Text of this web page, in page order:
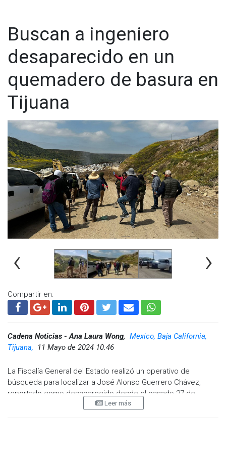
Buscan a ingeniero
desaparecido en un
quemadero de basura en
Tijuana
‹ ›
Compartir en:
Cadena Noticias - Ana Laura Wong, Mexico, Baja California,
Tijuana,
11 Mayo de 2024 10:46
La Fiscalía General del Estado realizó un operativo de
búsqueda para localizar a José Alonso Guerrero Chávez,
reportado como desaparecido desde el pasado 27 de
marzo de 2024. La última vez que se tuvo noticia de él, se
dirigía a la colonia Obrera en Tijuana.
Leer más